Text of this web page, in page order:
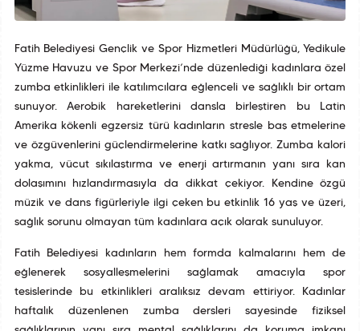
Fatih Belediyesi Gençlik ve Spor Hizmetleri Müdürlüğü, Yedikule
Yüzme Havuzu ve Spor Merkezi’nde düzenlediği kadınlara özel
zumba etkinlikleri ile katılımcılara eğlenceli ve sağlıklı bir ortam
sunuyor. Aerobik hareketlerini dansla birleştiren bu Latin
Amerika kökenli egzersiz türü kadınların stresle baş etmelerine
ve özgüvenlerini güçlendirmelerine katkı sağlıyor. Zumba kalori
yakma, vücut sıkılaştırma ve enerji artırmanın yanı sıra kan
dolaşımını hızlandırmasıyla da dikkat çekiyor. Kendine özgü
müzik ve dans figürleriyle ilgi çeken bu etkinlik 16 yaş ve üzeri,
sağlık sorunu olmayan tüm kadınlara açık olarak sunuluyor.
Fatih Belediyesi kadınların hem formda kalmalarını hem de
eğlenerek sosyalleşmelerini sağlamak amacıyla spor
tesislerinde bu etkinlikleri aralıksız devam ettiriyor. Kadınlar
haftalık düzenlenen zumba dersleri sayesinde fiziksel